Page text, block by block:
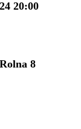
20:00
8